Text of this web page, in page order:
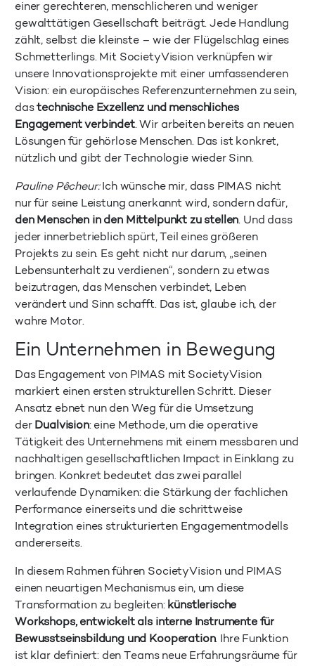
einer gerechteren, menschlicheren und weniger
gewalttätigen Gesellschaft beiträgt. Jede Handlung
zählt, selbst die kleinste – wie der Flügelschlag eines
Schmetterlings. Mit SocietyVision verknüpfen wir
unsere Innovationsprojekte mit einer umfassenderen
Vision: ein europäisches Referenzunternehmen zu sein,
dastechnische Exzellenz und menschliches
Engagement verbindet. Wir arbeiten bereits an neuen
Lösungen für gehörlose Menschen. Das ist konkret,
nützlich und gibt der Technologie wieder Sinn.
Pauline Pêcheur:Ich wünsche mir, dass PIMAS nicht
nur für seine Leistung anerkannt wird, sondern dafür,
den Menschen in den Mittelpunkt zu stellen. Und dass
jeder innerbetrieblich spürt, Teil eines größeren
Projekts zu sein. Es geht nicht nur darum, „seinen
Lebensunterhalt zu verdienen“, sondern zu etwas
beizutragen, das Menschen verbindet, Leben
verändert und Sinn schafft. Das ist, glaube ich, der
wahre Motor.
Ein Unternehmen in Bewegung
Das Engagement von PIMAS mit SocietyVision
markiert einen ersten strukturellen Schritt. Dieser
Ansatz ebnet nun den Weg für die Umsetzung
der Dualvision: eine Methode, um die operative
Tätigkeit des Unternehmens mit einem messbaren und
nachhaltigen gesellschaftlichen Impact in Einklang zu
bringen. Konkret bedeutet das zwei parallel
verlaufende Dynamiken: die Stärkung der fachlichen
Performance einerseits und die schrittweise
Integration eines strukturierten Engagementmodells
andererseits.
In diesem Rahmen führen SocietyVision und PIMAS
einen neuartigen Mechanismus ein, um diese
Transformation zu begleiten: künstlerische
Workshops, entwickelt als interne Instrumente für
Bewusstseinsbildung und Kooperation. Ihre Funktion
ist klar definiert: den Teams neue Erfahrungsräume für